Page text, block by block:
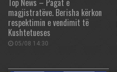
Top News – Pagat e
magjistratëve. Berisha kërkon
respektimin e vendimit të
Kushtetueses
05/08 14:30